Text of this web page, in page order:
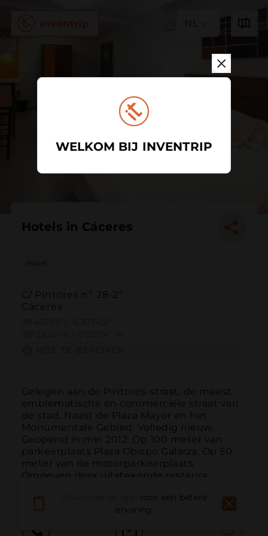
NL
Hotels in Cáceres
Hotel
C/ Pintores nº 28-2º
Cáceres
Gelegen aan de Pintores-straat, de meest
emblematische en commerciële straat van
de stad. Naast de Plaza Mayor en het
Monumentale Gebied. Volledig nieuw.
Geopend in mei 2012. Op 100 meter van
parkeerplaats Plaza Obispo Galarza. Op 50
meter van de motorparkeerplaats.
Omgeven door uitstekende restaura...
voor een betere
ervaring
WELKOM BIJ INVENTRIP